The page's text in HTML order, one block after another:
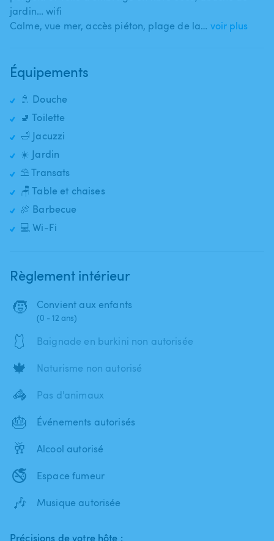
jardin… wifi
Calme​,​ vue mer​,​ accès piéton​,​ plage de la… voir plus
Équipements
🚿 Douche
🚽 Toilette
🛁 Jacuzzi
☀️ Jardin
⛱️ Transats
🪑 Table et chaises
🍖 Barbecue
💻 Wi-Fi
Règlement intérieur
🧒 Convient aux enfants
(0 - 12 ans)
🩱 Baignade en burkini non autorisée
🍁 Naturisme non autorisé
🦓 Pas d'animaux
🎂 Événements autorisés
🥂 Alcool autorisé
🚭 Espace fumeur
🎶 Musique autorisée
Précisions de votre hôte :